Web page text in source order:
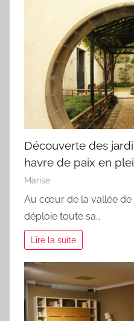
Découverte des
havre de paix en
Marise
Au cœur de la vallée de
déploie toute sa…
Lire la suite